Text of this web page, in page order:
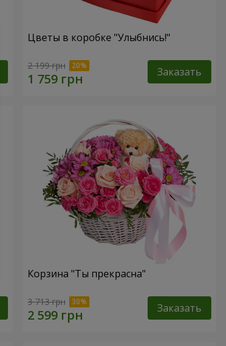
Цветы в коробке "Улыбнись!"
2 199 грн Заказать
Корзина "Ты прекрасна"
3 713 грн Заказать